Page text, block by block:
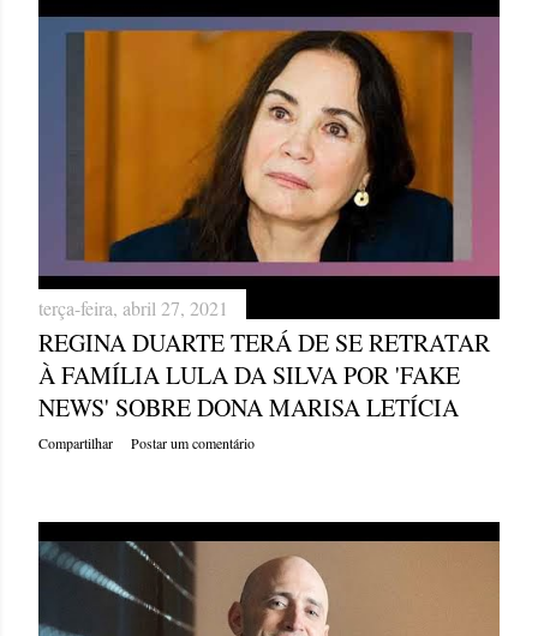
terça-feira, abril 27, 2021
REGINA DUARTE TERÁ DE SE RETRATAR
À FAMÍLIA LULA DA SILVA POR 'FAKE
NEWS' SOBRE DONA MARISA LETÍCIA
Compartilhar Postar um comentário